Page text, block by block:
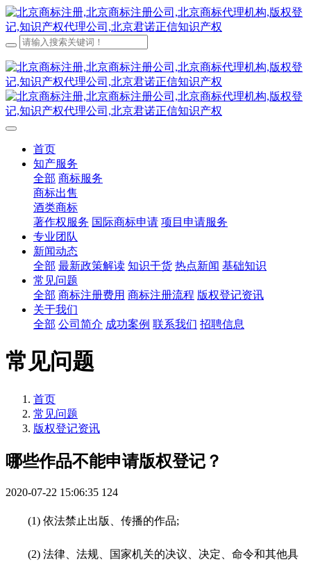
首页
知产服务
全部 商标服务
商标出售
酒类商标
著作权服务 国际商标申请 项目申请服务
专业团队
新闻动态
全部 最新政策解读 知识干货 热点新闻 基础知识
常见问题
全部 商标注册费用 商标注册流程 版权登记资讯
关于我们
全部 公司简介 成功案例 联系我们 招聘信息
常见问题
首页
常见问题
版权登记资讯
哪些作品不能申请版权登记？
2020-07-22 15:06:35 124
(1) 依法禁止出版、传播的作品;
(2) 法律、法规、国家机关的决议、决定、命令和其他具